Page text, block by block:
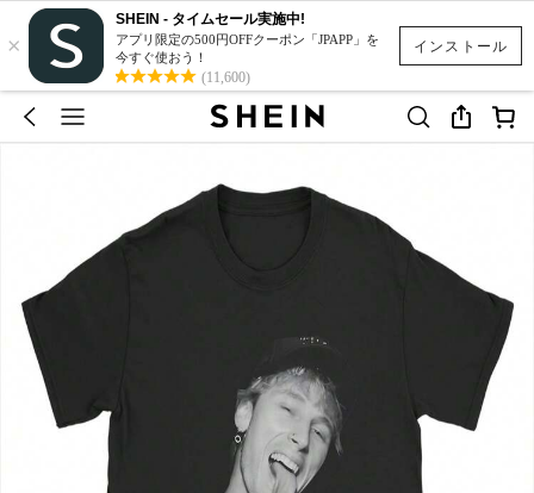
インストール
×
SHEIN - タイムセール実施中!
アプリ限定の500円OFFクーポン「JPAPP」を
今すぐ使おう！
(11,600)